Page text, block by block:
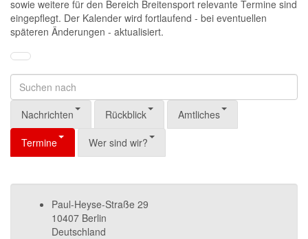
sowie weitere für den Bereich Breitensport relevante Termine sind
eingepflegt. Der Kalender wird fortlaufend - bei eventuellen
späteren Änderungen - aktualisiert.
Nachrichten Rückblick Amtliches
Termine Wer sind wir?
Paul-Heyse-Straße 29
10407 Berlin
Deutschland